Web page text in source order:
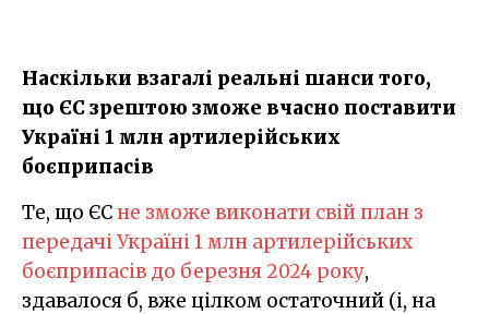
Наскільки взагалі реальні шанси того,
що ЄС зрештою зможе вчасно поставити
Україні 1 млн артилерійських
боєприпасів
Те, що ЄСне зможе виконати свій план з
передачі Україні 1 млн артилерійських
боєприпасів до березня 2024 року,
здавалося б, вже цілком остаточний (і, на